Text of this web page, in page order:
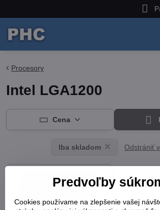
Procesory
Intel LGA1200
Cena
Iba skladom Odstrániť
Predvoľby
Cookies používame na zlepšenie vašej